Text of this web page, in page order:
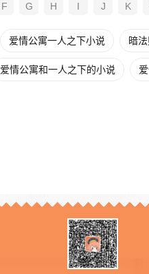
F G H I J K
爱情公寓一人之下小说 暗
爱情公寓和一人之下的小说